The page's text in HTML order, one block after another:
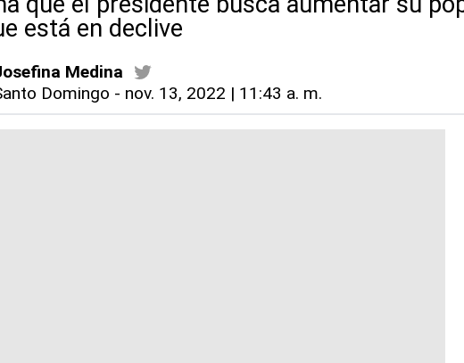
está en declive
Medina
Domingo - nov. 13, 2022 | 11:43 a. m.